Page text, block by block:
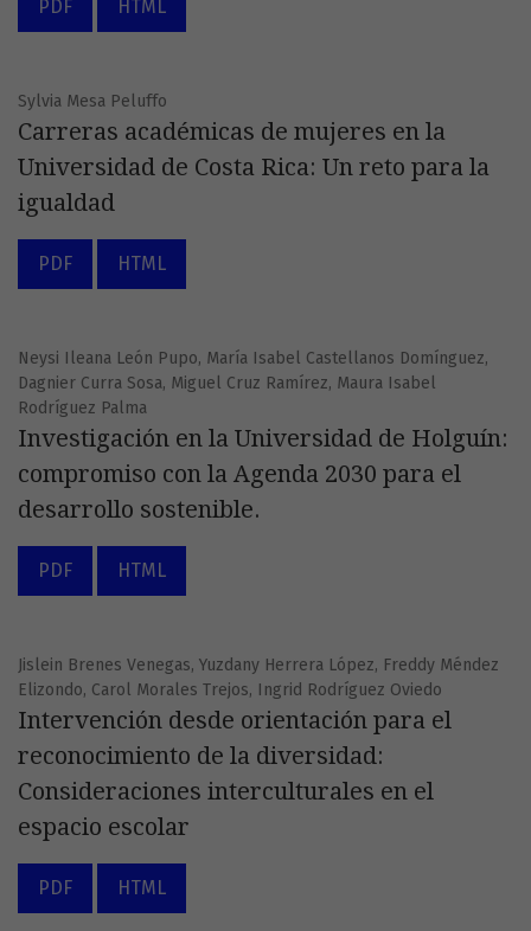
PDF HTML
Sylvia Mesa Peluffo
Carreras académicas de mujeres en la
Universidad de Costa Rica: Un reto para la
igualdad
PDF HTML
Neysi Ileana León Pupo, María Isabel Castellanos Domínguez,
Dagnier Curra Sosa, Miguel Cruz Ramírez, Maura Isabel
Rodríguez Palma
Investigación en la Universidad de Holguín:
compromiso con la Agenda 2030 para el
desarrollo sostenible.
PDF HTML
Jislein Brenes Venegas, Yuzdany Herrera López, Freddy Méndez
Elizondo, Carol Morales Trejos, Ingrid Rodríguez Oviedo
Intervención desde orientación para el
reconocimiento de la diversidad:
Consideraciones interculturales en el
espacio escolar
PDF HTML